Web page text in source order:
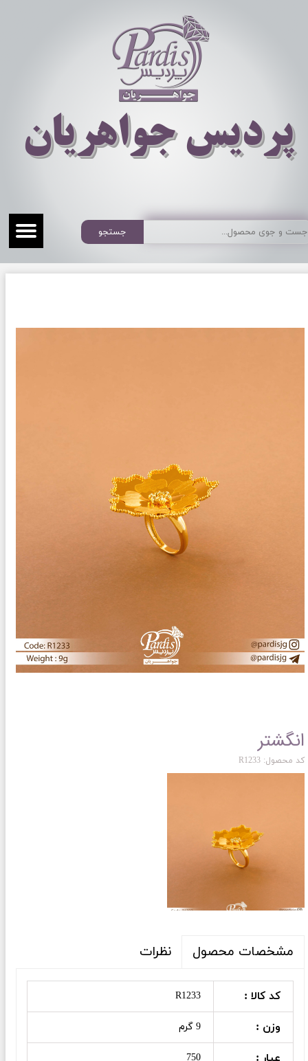
​​​​پردیس جواهریان
جستجو
انگشتر
کد محصول: R1233
مشخصات محصول نظرات
کد کالا : R1233
وزن : 9 گرم
750